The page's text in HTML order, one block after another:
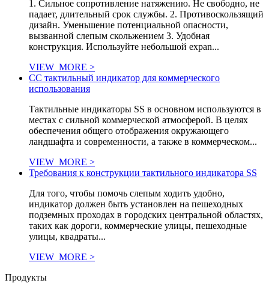
1. Сильное сопротивление натяжению. Не свободно, не
падает, длительный срок службы. 2. Противоскользящий
дизайн. Уменьшение потенциальной опасности,
вызванной слепым скольжением 3. Удобная
конструкция. Используйте небольшой expan...
VIEW_MORE >
СС тактильный индикатор для коммерческого
использования
Тактильные индикаторы SS в основном используются в
местах с сильной коммерческой атмосферой. В целях
обеспечения общего отображения окружающего
ландшафта и современности, а также в коммерческом...
VIEW_MORE >
Требования к конструкции тактильного индикатора SS
Для того, чтобы помочь слепым ходить удобно,
индикатор должен быть установлен на пешеходных
подземных проходах в городских центральной областях,
таких как дороги, коммерческие улицы, пешеходные
улицы, квадраты...
VIEW_MORE >
Продукты